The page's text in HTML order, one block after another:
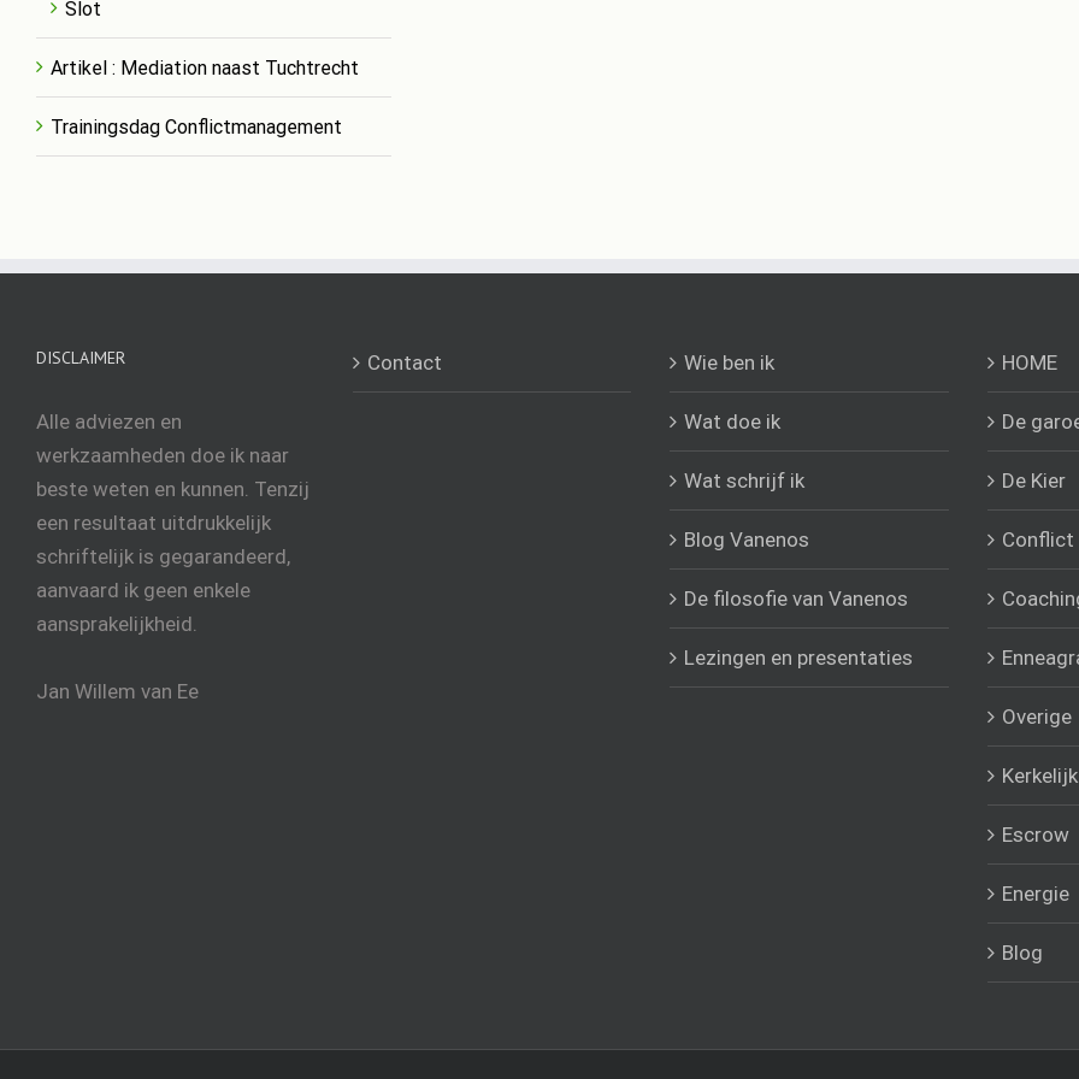
Slot
Artikel : Mediation naast Tuchtrecht
Trainingsdag Conflictmanagement
DISCLAIMER
Alle adviezen en
werkzaamheden doe ik naar
beste weten en kunnen. Tenzij
een resultaat uitdrukkelijk
schriftelijk is gegarandeerd,
aanvaard ik geen enkele
aansprakelijkheid.
Jan Willem van Ee
Contact Wie ben ik
Wat doe ik
Wat schrijf ik
Blog Vanenos
De filosofie van Vanenos
Lezingen en presentaties
HOME
De
De Kier
Conflict
Overige
Escrow
Energie
Blog